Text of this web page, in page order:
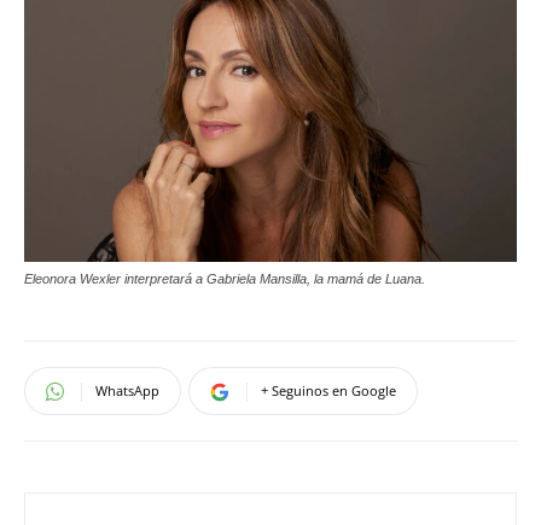
Eleonora Wexler interpretará a Gabriela Mansilla, la mamá de Luana.
WhatsApp + Seguinos en Google